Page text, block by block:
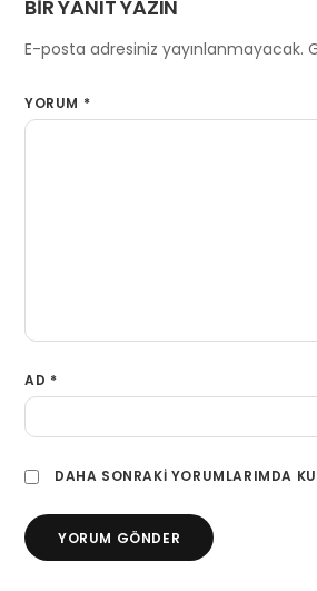
BIR YANIT YAZIN
E-posta adresiniz yayınlanmayacak.
YORUM *
AD *
DAHA SONRAKI YORUMLARIMDA